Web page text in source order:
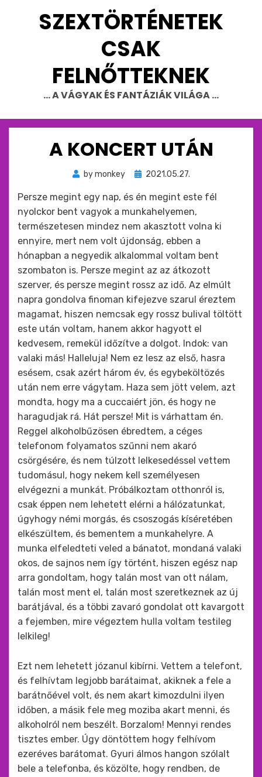
SZEXTÖRTÉNETEK
CSAK
FELNŐTTEKNEK
… A VÁGYAK ÉS FANTÁZIÁK VILÁGA …
A KONCERT UTÁN
bymonkey
Beküldve
2021.05.27.
Persze megint egy nap, és én megint este fél
nyolckor bent vagyok a munkahelyemen,
természetesen mindez nem akasztott volna ki
ennyire, mert nem volt újdonság, ebben a
hónapban a negyedik alkalommal voltam bent
szombaton is. Persze megint az az átkozott
szerver, és persze megint rossz az idő. Az elmúlt
napra gondolva finoman kifejezve szarul éreztem
magamat, hiszen nemcsak egy rossz bulival töltött
este után voltam, hanem akkor hagyott el
kedvesem, remekül időzítve a dolgot. Indok: van
valaki más! Halleluja! Nem ez lesz az első, hasra
esésem, csak azért három év, és egybeköltözés
után nem erre vágytam. Haza sem jött velem, azt
mondta, hogy ma a cuccaiért jön, és hogy ne
haragudjak rá. Hát persze! Mit is várhattam én.
Reggel alkoholbűzösen ébredtem, a céges
telefonom folyamatos szűnni nem akaró
csörgésére, és nem túlzott lelkesedéssel vettem
tudomásul, hogy nekem kell személyesen
elvégezni a munkát. Próbálkoztam otthonról is,
csak éppen nem lehetett elérni a hálózatunkat,
úgyhogy némi morgás, és csoszogás kíséretében
elkészültem, és bementem a munkahelyre. A
munka elfeledteti veled a bánatot, mondaná valaki
okos, de sajnos nem így történt, hiszen egész nap
arra gondoltam, hogy talán most van ott nálam,
talán most ment el, talán most szeretkeznek az új
barátjával, és a többi zavaró gondolat ott kavargott
a fejemben, mire végeztem hulla voltam testileg
lelkileg!
Ezt nem lehetett józanul kibírni. Vettem a telefont,
és felhívtam legjobb barátaimat, akiknek a fele a
barátnőével volt, és nem akart kimozdulni ilyen
időben, a másik fele meg moziba akart menni, és
alkoholról nem beszélt. Borzalom! Mennyi rendes
tisztes ember. Úgy döntöttem hogy felhívom
ezeréves barátomat. Gyuri álmos hangon szólalt
bele a telefonba, és közölte, hogy rendben, de